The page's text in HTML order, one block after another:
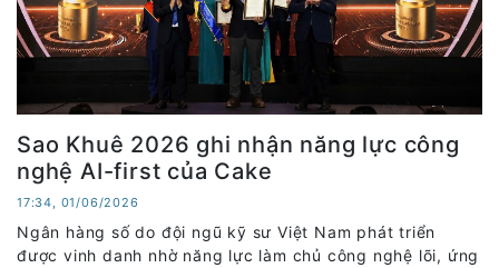
Sao Khuê 2026 ghi nhận năng lực công
nghệ AI-first của Cake
17:34, 01/06/2026
Ngân hàng số do đội ngũ kỹ sư Việt Nam phát triển
được vinh danh nhờ năng lực làm chủ công nghệ lõi, ứng